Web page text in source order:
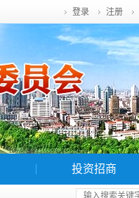
登录 注册
投资招商